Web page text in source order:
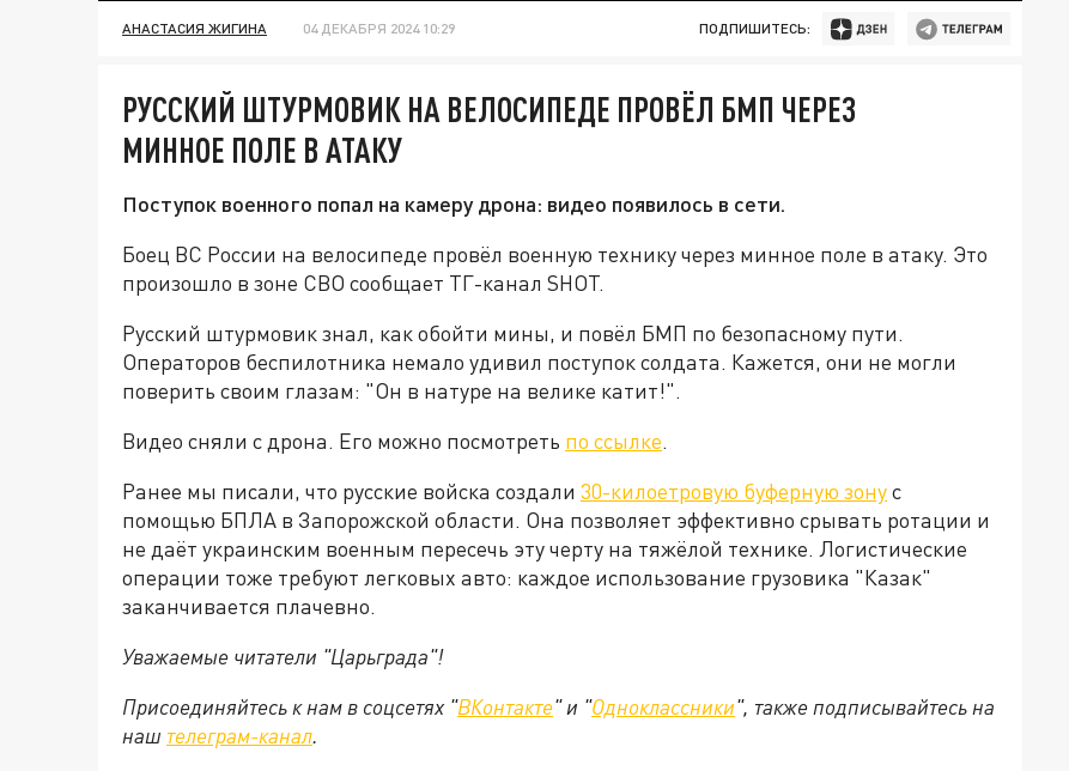
АНАСТАСИЯ ЖИГИНА 04 ДЕКАБРЯ 2024 10:29 ПОДПИШИТЕСЬ:
РУССКИЙ ШТУРМОВИК НА ВЕЛОСИПЕДЕ ПРОВЁЛ БМП ЧЕРЕЗ
МИННОЕ ПОЛЕ В АТАКУ
Поступок военного попал на камеру дрона: видео появилось в сети.
Боец ВС России на велосипеде провёл военную технику через минное поле в атаку. Это
произошло в зоне СВО сообщает ТГ-канал SHOT.
Русский штурмовик знал, как обойти мины, и повёл БМП по безопасному пути.
Операторов беспилотника немало удивил поступок солдата. Кажется, они не могли
поверить своим глазам: "Он в натуре на велике катит!".
Видео сняли с дрона. Его можно посмотреть по ссылке.
Ранее мы писали, что русские войска создали 30-килоетровую буферную зонус
помощью БПЛА в Запорожской области. Она позволяет эффективно срывать ротации и
не даёт украинским военным пересечь эту черту на тяжёлой технике. Логистические
операции тоже требуют легковых авто: каждое использование грузовика "Казак"
заканчивается плачевно.
Уважаемые читатели "Царьграда"!
Присоединяйтесь к нам в соцсетях "ВКонтакте" и "Одноклассники", также подписывайтесь на
наш телеграм-канал.